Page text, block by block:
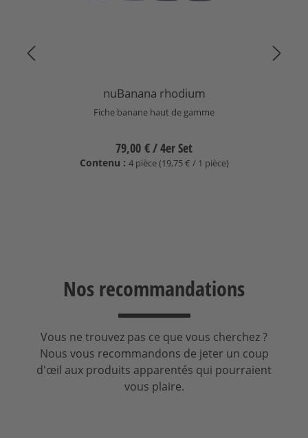
nuBanana rhodium
Fiche banane haut de gamme
79,00 €/ 4er Set
Contenu : 4 pièce (19,75 € / 1 pièce)
Nos recommandations
Vous ne trouvez pas ce que vous cherchez ?
Nous vous recommandons de jeter un coup
d'œil aux produits apparentés qui pourraient
vous plaire.